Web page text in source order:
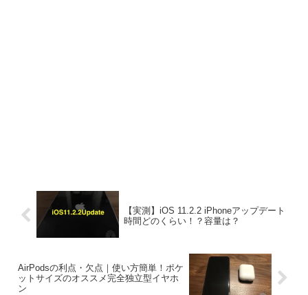
【実測】iOS 11.2.2 iPhoneアップデート
時間どのくらい！？容量は？
AirPodsの利点・欠点｜使い方簡単！ポケ
ットサイズのオススメ完全独立型イヤホ
ン